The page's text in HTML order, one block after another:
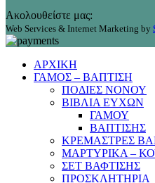
Ακολουθείστε μας:
Web Services & Internet Marketing by
ΑΡΧΙΚΗ
ΓΑΜΟΣ – ΒΑΠΤΙΣΗ
ΠΟΔΙΕΣ ΝΟΝΟΥ
ΒΙΒΛΙΑ ΕΥΧΩΝ
ΓΑΜΟΥ
ΒΑΠΤΙΣΗΣ
ΚΡΕΜΑΣΤΡΕΣ
ΜΑΡΤΥΡΙΚΑ –
ΣΕΤ ΒΑΦΤΙΣΗΣ
ΠΡΟΣΚΛΗΤΗΡΙΑ